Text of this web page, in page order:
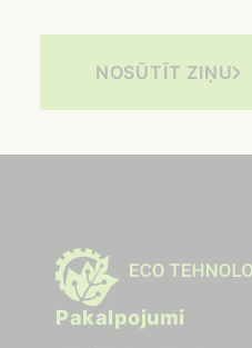
NOSŪTĪT ZIŅU
Pakalpojumi